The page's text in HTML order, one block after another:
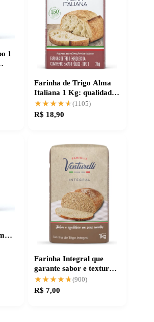
1
Farinha de Trigo Alma
Italiana 1 Kg: qualidade
que garante sucesso
★★★★★
★★★★★(1105)
R$ 18,90
Farinha Integral que
garante sabor e textura
autêntica
★★★★★
★★★★★(900)
R$ 7,00